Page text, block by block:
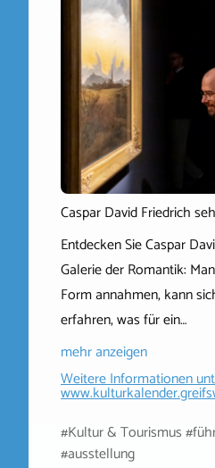
Caspar David Friedrich
Entdecken Sie Caspar
Galerie der Romantik:
Form annahmen, kann
erfahren, was für ein…
mehr anzeigen
Weitere Informationen
#Kultur & Tourismus
#ausstellung